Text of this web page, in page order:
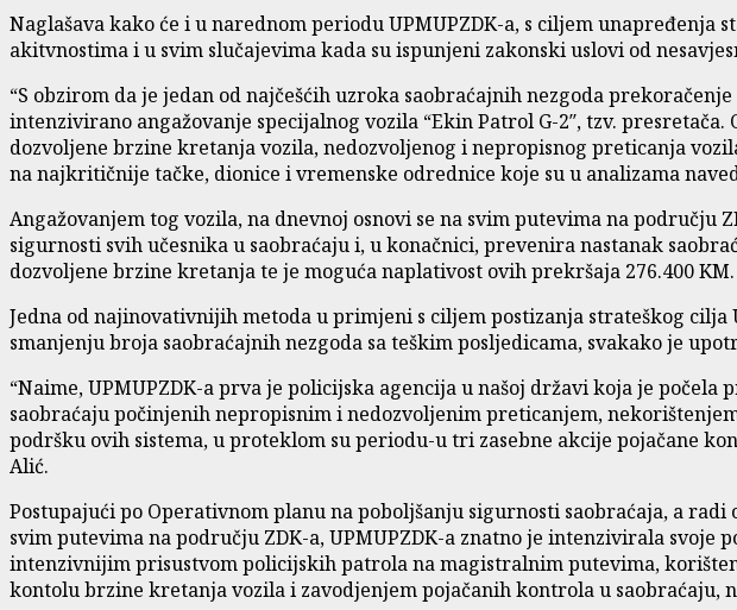
Naglašava kako će i u narednom periodu UPMUPZDK-a, s ciljem
akitvnostima i u svim slučajevima kada su ispunjeni zakonski uslovi od
“S obzirom da je jedan od najčešćih uzroka saobraćajnih nezgoda
intenzivirano angažovanje specijalnog vozila “Ekin Patrol G-2″, tzv.
dozvoljene brzine kretanja vozila, nedozvoljenog i nepropisnog preticanja
na najkritičnije tačke, dionice i vremenske odrednice koje su u analizama
Angažovanjem tog vozila, na dnevnoj osnovi se na svim putevima na
sigurnosti svih učesnika u saobraćaju i, u konačnici, prevenira nastanak
dozvoljene brzine kretanja te je moguća naplativost ovih prekršaja 276.400 KM.
Jedna od najinovativnijih metoda u primjeni s ciljem postizanja strateškog
smanjenju broja saobraćajnih nezgoda sa teškim posljedicama, svakako je
“Naime, UPMUPZDK-a prva je policijska agencija u našoj državi koja je
saobraćaju počinjenih nepropisnim i nedozvoljenim preticanjem,
podršku ovih sistema, u proteklom su periodu-u tri zasebne akcije pojačane
Alić.
Postupajući po Operativnom planu na poboljšanju sigurnosti saobraćaja, a
svim putevima na području ZDK-a, UPMUPZDK-a znatno je intenzivirala
intenzivnijim prisustvom policijskih patrola na magistralnim putevima,
kontolu brzine kretanja vozila i zavodjenjem pojačanih kontrola u saobraćaju,